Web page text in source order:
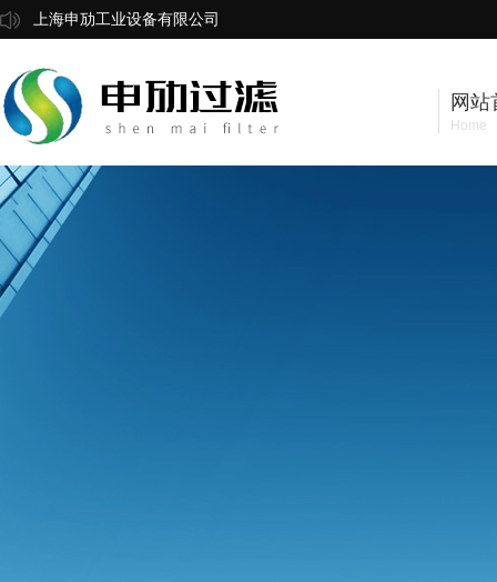
上海申劢工业设备有限公司
网站
Home